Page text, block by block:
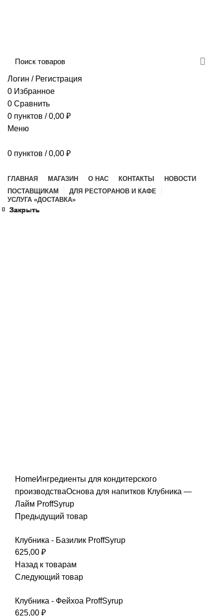
Логин / Регистрация
0 Избранное
0 Сравнить
0 пунктов / 0,00 ₽
Меню
0 пунктов / 0,00 ₽
ГЛАВНАЯ МАГАЗИН О НАС КОНТАКТЫ
НОВОСТИ
ПОСТАВЩИКАМ
ДЛЯ РЕСТОРАНОВ И КАФЕ
УСЛУГА «ДОСТАВКА»
HomeИнгредиенты для кондитерского
производстваОснова для напитков Клубника —
Лайм ProffSyrup
Предыдущий товар
Клубника - Базилик ProffSyrup
625,00 ₽
Назад к товарам
Следующий товар
Клубника - Фейхоа ProffSyrup
625,00 ₽
Закрыть
Закрыть
Закрыть
Закрыть
Закрыть
Закрыть
Закрыть
Закрыть
Закрыть
Закрыть
Закрыть
Закрыть